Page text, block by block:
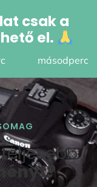
csak a
el.
másodperc